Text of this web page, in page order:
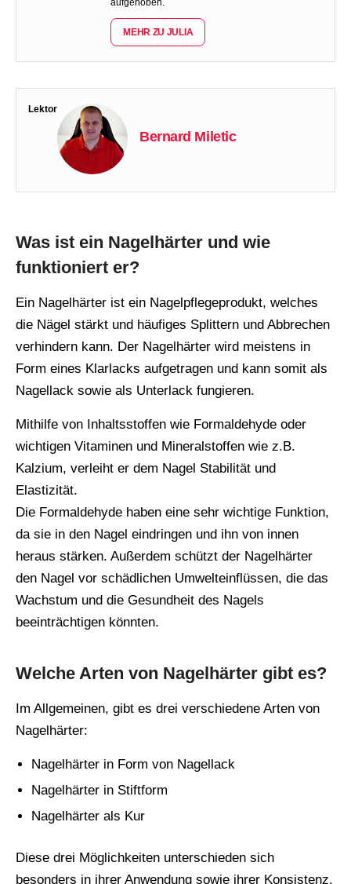
aufgehoben.
MEHR ZU JULIA
Lektor
Bernard Miletic
Was ist ein Nagelhärter und wie
funktioniert er?
Ein Nagelhärter ist ein Nagelpflegeprodukt, welches
die Nägel stärkt und häufiges Splittern und Abbrechen
verhindern kann. Der Nagelhärter wird meistens in
Form eines Klarlacks aufgetragen und kann somit als
Nagellack sowie als Unterlack fungieren.
Mithilfe von Inhaltsstoffen wie Formaldehyde oder
wichtigen Vitaminen und Mineralstoffen wie z.B.
Kalzium, verleiht er dem Nagel Stabilität und
Elastizität.
Die Formaldehyde haben eine sehr wichtige Funktion,
da sie in den Nagel eindringen und ihn von innen
heraus stärken. Außerdem schützt der Nagelhärter
den Nagel vor schädlichen Umwelteinflüssen, die das
Wachstum und die Gesundheit des Nagels
beeinträchtigen könnten.
Welche Arten von Nagelhärter gibt es?
Im Allgemeinen, gibt es drei verschiedene Arten von
Nagelhärter:
Nagelhärter in Form von Nagellack
Nagelhärter in Stiftform
Nagelhärter als Kur
Diese drei Möglichkeiten unterschieden sich
besonders in ihrer Anwendung sowie ihrer Konsistenz.